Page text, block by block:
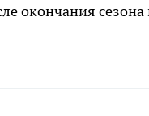
окончания